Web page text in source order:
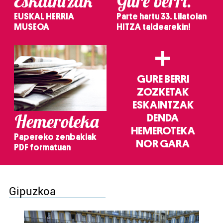
EUSKAL HERRIA
MUSEOA
Parte hartu 33. Lilatoian
HITZA taldearekin!
Hemeroteka
Papereko zenbakiak
PDF formatuan
+
GURE BERRI
ZOZKETAK
ESKAINTZAK
DENDA
HEMEROTEKA
NOR GARA
Gipuzkoa